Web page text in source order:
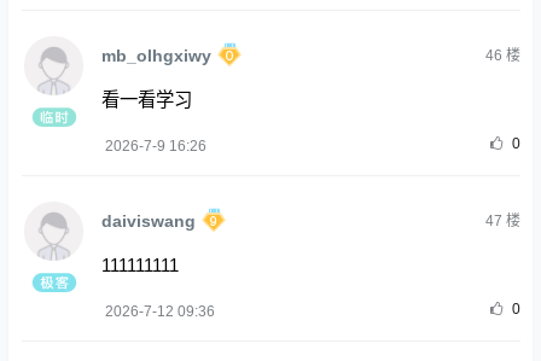
mb_olhgxiwy 46 楼
看一看学习
2026-7-9 16:26 0
daiviswang 47 楼
111111111
2026-7-12 09:36 0